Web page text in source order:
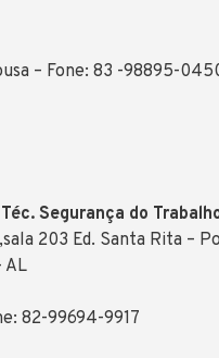
– Fone: 83 -98895-
Segurança do
203 Ed. Santa Rita –
AL
82-99694-9917